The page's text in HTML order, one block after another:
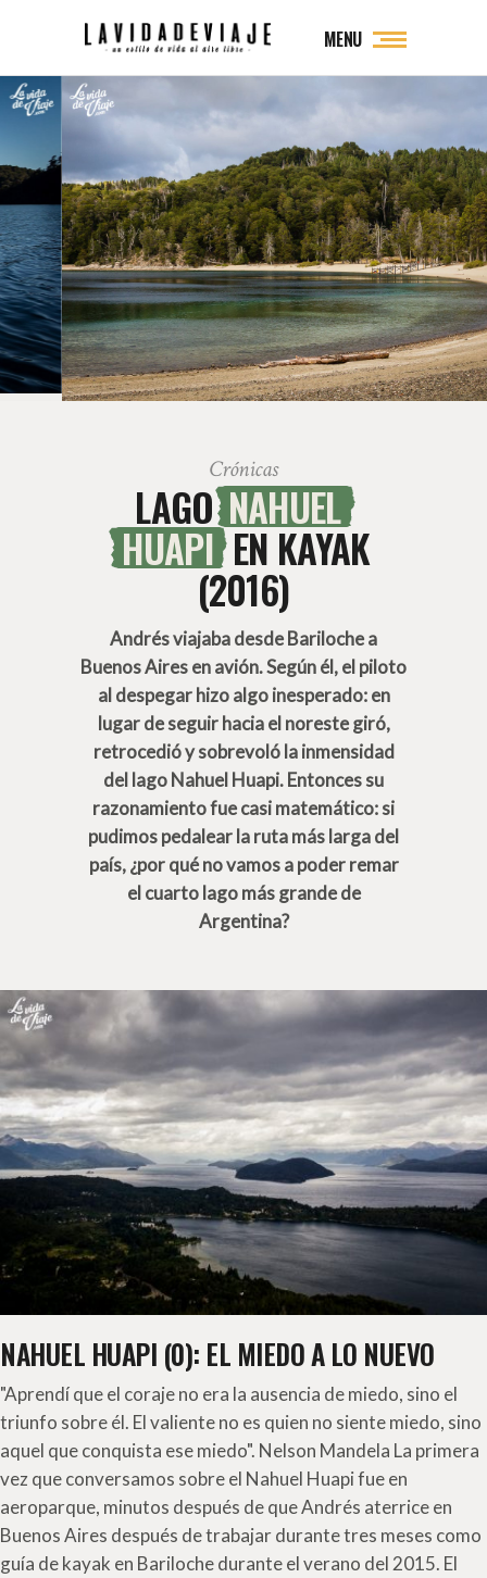
MENU
Crónicas
LAGONAHUEL
HUAPIEN KAYAK
(2016)
Andrés viajaba desde Bariloche a
Buenos Aires en avión. Según él, el piloto
al despegar hizo algo inesperado: en
lugar de seguir hacia el noreste giró,
retrocedió y sobrevoló la inmensidad
del lago Nahuel Huapi. Entonces su
razonamiento fue casi matemático: si
pudimos pedalear la ruta más larga del
país, ¿por qué no vamos a poder remar
el cuarto lago más grande de
Argentina?
NAHUEL HUAPI (0): EL MIEDO A LO NUEVO
"Aprendí que el coraje no era la ausencia de miedo, sino el
triunfo sobre él. El valiente no es quien no siente miedo, sino
aquel que conquista ese miedo". Nelson Mandela La primera
vez que conversamos sobre el Nahuel Huapi fue en
aeroparque, minutos después de que Andrés aterrice en
Buenos Aires después de trabajar durante tres meses como
guía de kayak en Bariloche durante el verano del 2015. El